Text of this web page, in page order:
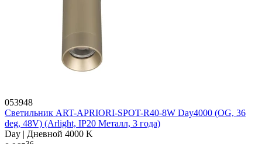
053948
Светильник ART-APRIORI-SPOT-R40-8W Day4000 (OG, 36
deg, 48V) (Arlight, IP20 Металл, 3 года)
Day | Дневной 4000 K